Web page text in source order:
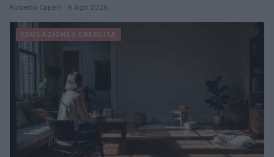
Roberto Capelli · 9 Ago 2026
EDUCAZIONE E CRESCITA